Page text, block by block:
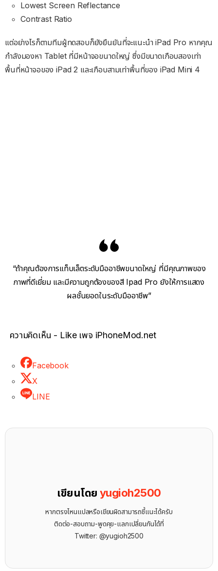
Lowest Screen Reflectance
Contrast Ratio
แต่อย่างไรก็ตามทีมผู้ทดสอบก็ยังยืนยันที่จะแนะนำ iPad Pro หากคุณ
กำลังมองหา Tablet ที่มีหน้าจอขนาดใหญ่ ซึ่งมีขนาดเกือบสองเท่า
พื้นที่หน้าจอของ iPad 2 และเกือบสามเท่าพื้นที่ของ iPad Mini 4
“ถ้าคุณต้องการแท็บเล็ตระดับมืออาชีพขนาดใหญ่ ที่มีคุณภาพของ
ภาพที่ดีเยี่ยม และมีความถูกต้องของสี Ipad Pro ยังให้การแสดง
ผลชั้นยอดในระดับมืออาชีพ”
ความคิดเห็น - Like เพจ iPhoneMod.net
Facebook
X
LINE
เขียนโดยyugioh2500
หากตรงไหนแปลหรือเขียนผิดสามารถชี้แนะได้ครับ
ติดต่อ-สอบถาม-พูดคุย-แลกเปลี่ยนกันได้ที่
Twitter: @yugioh2500